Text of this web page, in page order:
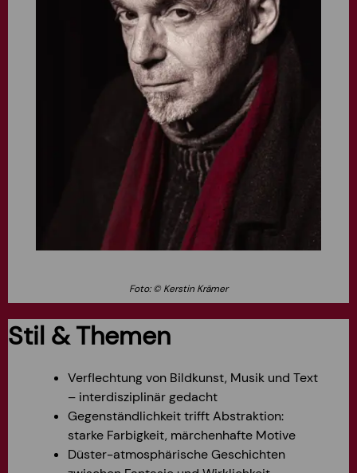
Foto: © Kerstin Krämer
Stil & Themen
Verflechtung von Bildkunst, Musik und Text
– interdisziplinär gedacht
Gegenständlichkeit trifft Abstraktion:
starke Farbigkeit, märchenhafte Motive
Düster-atmosphärische Geschichten